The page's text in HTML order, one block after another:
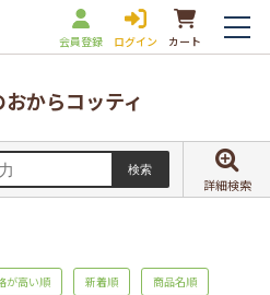
会員登録 ログイン カート
からコッティ
詳細検索
が高い順 新着順 商品名順